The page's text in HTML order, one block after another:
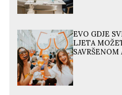
EVO GDJE
LJETA
SAVRŠENOM